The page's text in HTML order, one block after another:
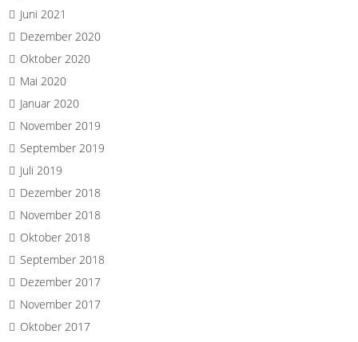
Juni 2021
Dezember 2020
Oktober 2020
Mai 2020
Januar 2020
November 2019
September 2019
Juli 2019
Dezember 2018
November 2018
Oktober 2018
September 2018
Dezember 2017
November 2017
Oktober 2017